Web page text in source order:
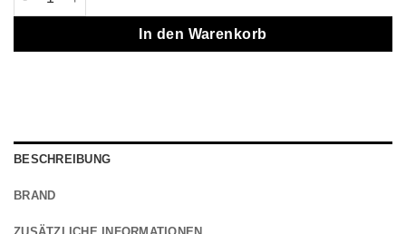
In den Warenkorb
BESCHREIBUNG
BRAND